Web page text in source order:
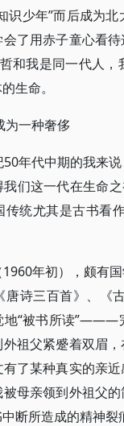
识少年”而后成为
了用赤子童心看
和我是同一代人，
生命。
为一种奢侈
年代中期的我来
们这一代在生命
传统尤其是古书看
年初），颇有
唐诗三百首》、《
地“被书所读”———
祖父紧蹙着双眉
有了某种真实的亲
母亲领到外祖父
断所造成的精神裂